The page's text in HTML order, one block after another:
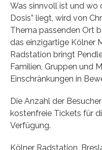
Was sinnvoll ist und wo
Dosis” liegt, wird von
Thema passenden Ort
das einzigartige Kölner
Radstation bringt
Familien, Gruppen und
Einschränkungen in
Die Anzahl der
kostenfreie Tickets für
Verfügung.
Kölner Radstation,